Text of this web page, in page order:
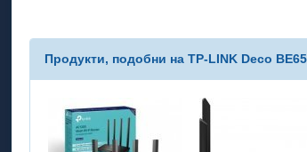
Продукти, подобни на TP-LINK Deco